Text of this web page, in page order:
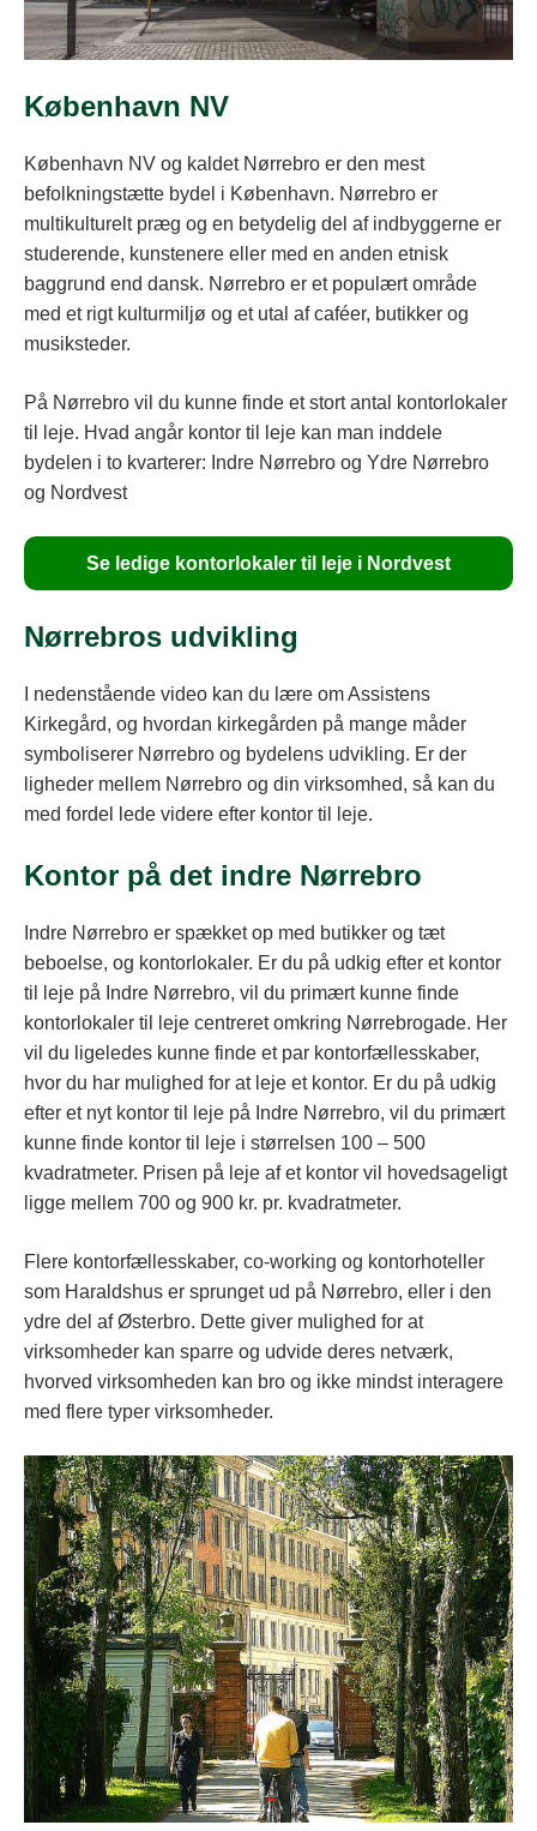
København NV
København NV og kaldet Nørrebro er den mest
befolkningstætte bydel i København. Nørrebro er
multikulturelt præg og en betydelig del af indbyggerne er
studerende, kunstenere eller med en anden etnisk
baggrund end dansk. Nørrebro er et populært område
med et rigt kulturmiljø og et utal af caféer, butikker og
musiksteder.
På Nørrebro vil du kunne finde et stort antal kontorlokaler
til leje. Hvad angår kontor til leje kan man inddele
bydelen i to kvarterer: Indre Nørrebro og Ydre Nørrebro
og Nordvest
Se ledige kontorlokaler til leje i Nordvest
Nørrebros udvikling
I nedenstående video kan du lære om Assistens
Kirkegård, og hvordan kirkegården på mange måder
symboliserer Nørrebro og bydelens udvikling. Er der
ligheder mellem Nørrebro og din virksomhed, så kan du
med fordel lede videre efter kontor til leje.
Kontor på det indre Nørrebro
Indre Nørrebro er spækket op med butikker og tæt
beboelse, og kontorlokaler. Er du på udkig efter et kontor
til leje på Indre Nørrebro, vil du primært kunne finde
kontorlokaler til leje centreret omkring Nørrebrogade. Her
vil du ligeledes kunne finde et par kontorfællesskaber,
hvor du har mulighed for at leje et kontor. Er du på udkig
efter et nyt kontor til leje på Indre Nørrebro, vil du primært
kunne finde kontor til leje i størrelsen 100 – 500
kvadratmeter. Prisen på leje af et kontor vil hovedsageligt
ligge mellem 700 og 900 kr. pr. kvadratmeter.
Flere kontorfællesskaber, co-working og kontorhoteller
som Haraldshus er sprunget ud på Nørrebro, eller i den
ydre del af Østerbro. Dette giver mulighed for at
virksomheder kan sparre og udvide deres netværk,
hvorved virksomheden kan bro og ikke mindst interagere
med flere typer virksomheder.